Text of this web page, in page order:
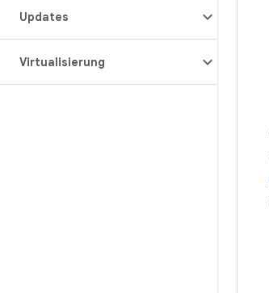
Updates
Virtualisierung